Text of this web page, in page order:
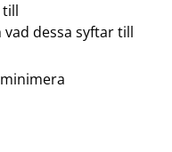
dessa syftar till